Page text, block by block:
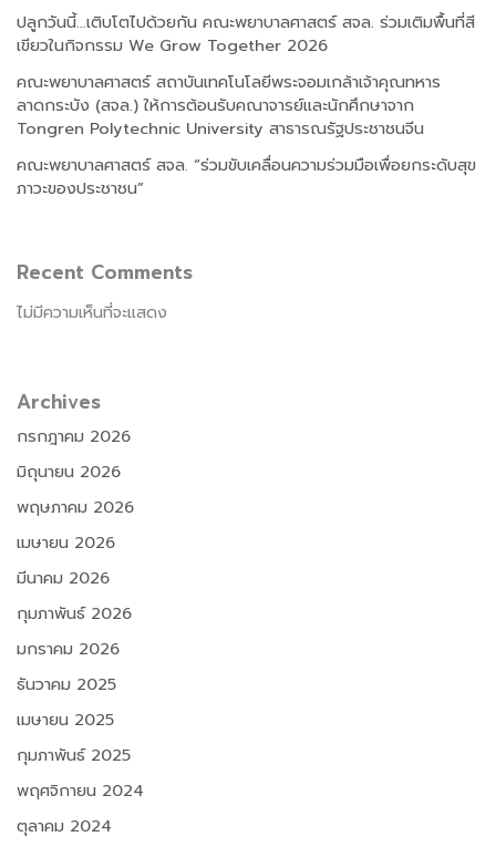
ปลูกวันนี้…เติบโตไปด้วยกัน คณะพยาบาลศาสตร์ สจล. ร่วมเติมพื้นที่สี
เขียวในกิจกรรม We Grow Together 2026
คณะพยาบาลศาสตร์ สถาบันเทคโนโลยีพระจอมเกล้าเจ้าคุณทหาร
ลาดกระบัง (สจล.) ให้การต้อนรับคณาจารย์และนักศึกษาจาก
Tongren Polytechnic University สาธารณรัฐประชาชนจีน
คณะพยาบาลศาสตร์ สจล. “ร่วมขับเคลื่อนความร่วมมือเพื่อยกระดับสุข
ภาวะของประชาชน”
Recent Comments
ไม่มีความเห็นที่จะแสดง
Archives
กรกฎาคม 2026
มิถุนายน 2026
พฤษภาคม 2026
เมษายน 2026
มีนาคม 2026
กุมภาพันธ์ 2026
มกราคม 2026
ธันวาคม 2025
เมษายน 2025
กุมภาพันธ์ 2025
พฤศจิกายน 2024
ตุลาคม 2024